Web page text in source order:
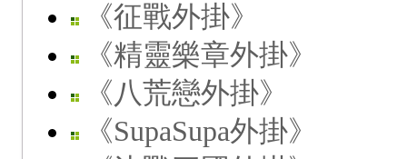
《征戰外掛》
《精靈樂章外掛》
《八荒戀外掛》
《SupaSupa外掛》